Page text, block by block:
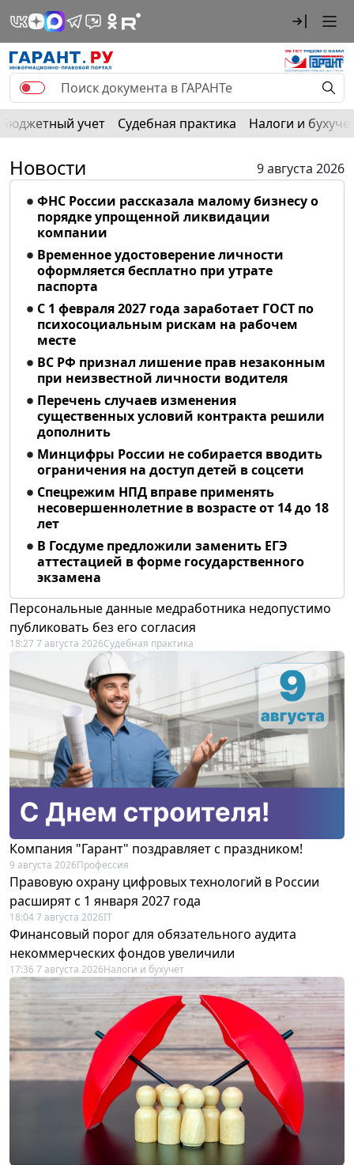
Бюджетный учет Судебная практика Налоги и
Новости
9 августа 2026
ФНС России рассказала малому бизнесу о
порядке упрощенной ликвидации
компании
Временное удостоверение личности
оформляется бесплатно при утрате
паспорта
С 1 февраля 2027 года заработает ГОСТ по
психосоциальным рискам на рабочем
месте
ВС РФ признал лишение прав незаконным
при неизвестной личности водителя
Перечень случаев изменения
существенных условий контракта решили
дополнить
Минцифры России не собирается вводить
ограничения на доступ детей в соцсети
Спецрежим НПД вправе применять
несовершеннолетние в возрасте от 14 до 18
лет
В Госдуме предложили заменить ЕГЭ
аттестацией в форме государственного
экзамена
Персональные данные медработника недопустимо
публиковать без его согласия
18:27 7 августа 2026Судебная практика
Компания "Гарант" поздравляет с праздником!
9 августа 2026Профессия
Правовую охрану цифровых технологий в России
расширят с 1 января 2027 года
18:04 7 августа 2026IT
Финансовый порог для обязательного аудита
некоммерческих фондов увеличили
17:36 7 августа 2026Налоги и бухучет